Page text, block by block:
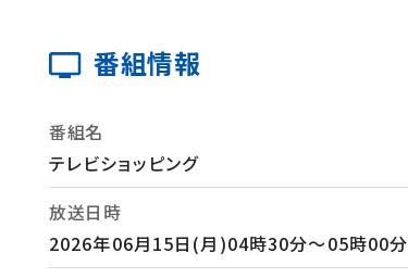
番組情報
番組名
テレビショッピング
放送日時
2026年06月15日(月)04時30分～05時00分